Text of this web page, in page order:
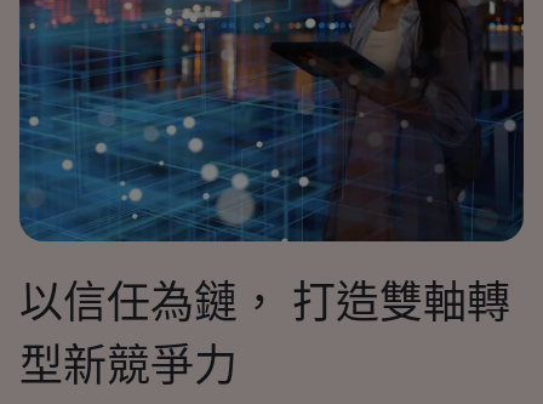
以信任為鏈， 打造雙軸轉
型新競爭力